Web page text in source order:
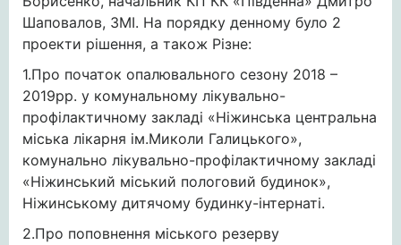
Шаповалов, ЗМІ. На порядку денному було 2
проекти рішення, а також Різне:
1.Про початок опалювального сезону 2018 –
2019рр. у комунальному лікувально-
профілактичному закладі «Ніжинська центральна
міська лікарня ім.Миколи Галицького»,
комунально лікувально-профілактичному закладі
«Ніжинський міський пологовий будинок»,
Ніжинському дитячому будинку-інтернаті.
2.Про поповнення міського резерву